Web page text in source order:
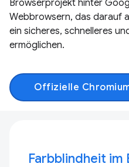
Browserprojekt hinter
Webbrowsern, das darauf
ein sicheres, schnelleres
ermöglichen.
Offizielle
Farbblindheit im